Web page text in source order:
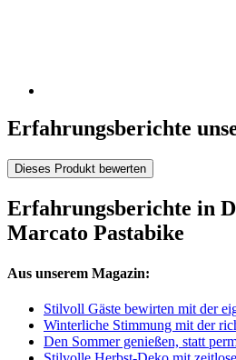
Erfahrungsberichte
Dieses Produkt bewerten
Erfahrungsberichte in
Marcato Pastabike
Aus unserem Magazin:
Stilvoll Gäste bewirten mit der
Winterliche Stimmung mit der
Den Sommer genießen, statt